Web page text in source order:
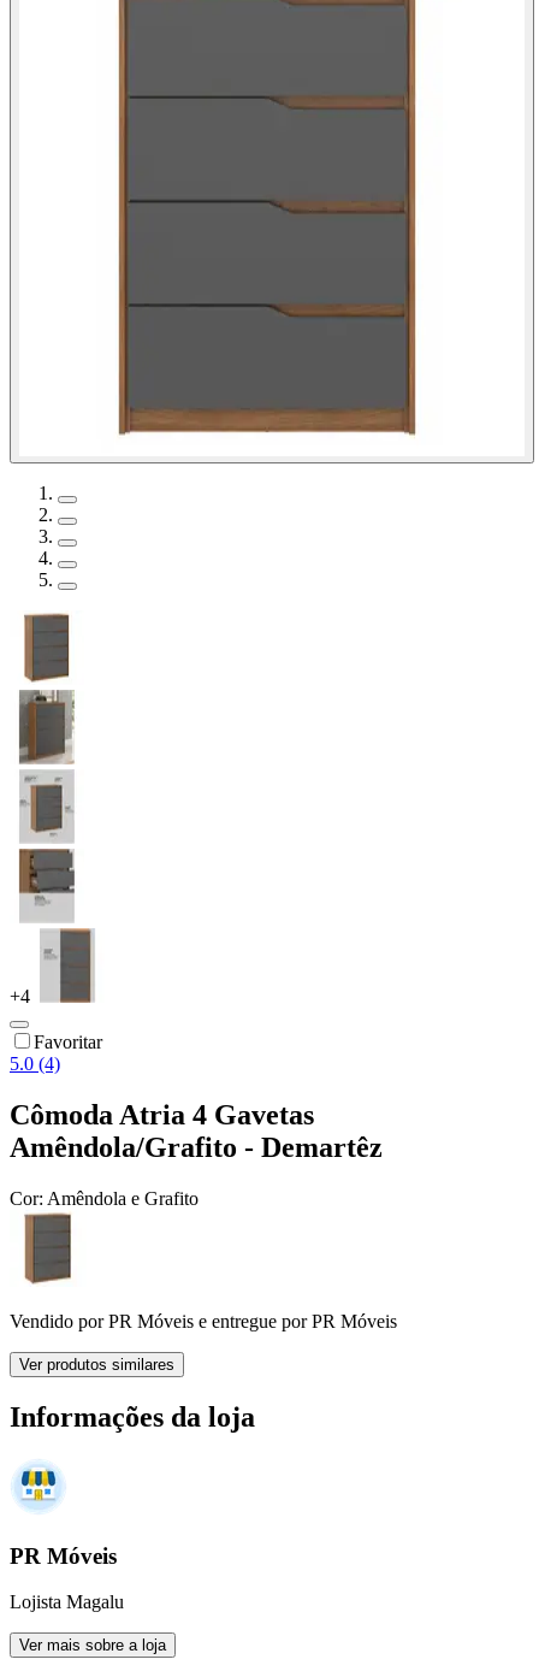
+4
Favoritar
5.0 (4)
Cômoda Atria 4 Gavetas
Amêndola/Grafito - Demartêz
Cor: Amêndola e Grafito
Vendido porPR Móveis e entregue por PR Móveis
Ver produtos similares
Informações da loja
PR Móveis
Lojista Magalu
Ver mais sobre a loja